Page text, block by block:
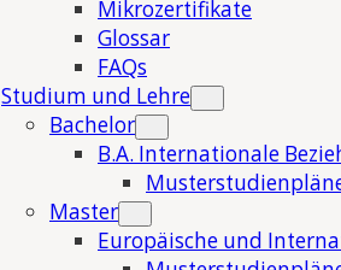
Mikrozertifikate
Glossar
FAQs
Studium und Lehre
Bachelor
B.A. Internationale
Master
Europäische und